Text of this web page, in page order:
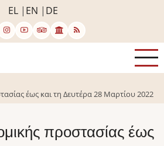
EL EN DE
έως και τη Δευτέρα 28 Μαρτίου 2022
προστασίας έως